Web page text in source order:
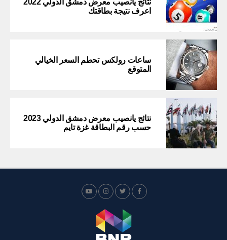
اعرف نتيجة بطاقتك
ساعات رولكس تحطم السعر الخيالي
المتوقع
نتائج يانصيب معرض دمشق الدولي 2023
حسب رقم البطاقة غزة تايم